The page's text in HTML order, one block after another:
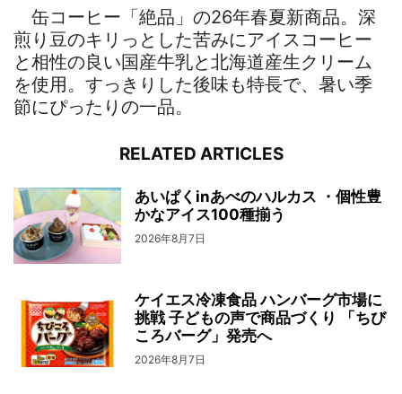
缶コーヒー「絶品」の26年春夏新商品。深
煎り豆のキリっとした苦みにアイスコーヒー
と相性の良い国産牛乳と北海道産生クリーム
を使用。すっきりした後味も特長で、暑い季
節にぴったりの一品。
RELATED ARTICLES
あいぱくinあべのハルカス ・個性豊
かなアイス100種揃う
2026年8月7日
ケイエス冷凍食品 ハンバーグ市場に
挑戦 子どもの声で商品づくり 「ちび
ころバーグ」発売へ
2026年8月7日